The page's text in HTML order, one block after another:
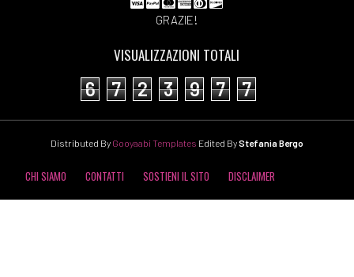
GRAZIE!
VISUALIZZAZIONI TOTALI
6 7 2 3 9 7 7
Distributed By Gooyaabi Templates Edited ByStefania Bergo
CHI SIAMO CONTATTI SOSTIENI IL SITO DISCLAIMER